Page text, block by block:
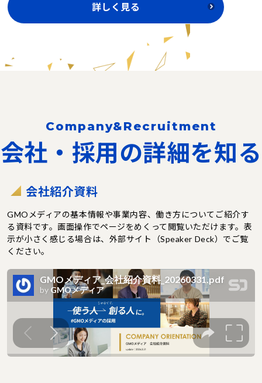
詳しく見る
Company&Recruitment
会社・採用の詳細を知る
会社紹介資料
GMOメディアの基本情報や事業内容、働き方についてご紹介す
る資料です。画面操作でページをめくって閲覧いただけます。表
示が小さく感じる場合は、外部サイト（Speaker Deck）でご覧
ください。